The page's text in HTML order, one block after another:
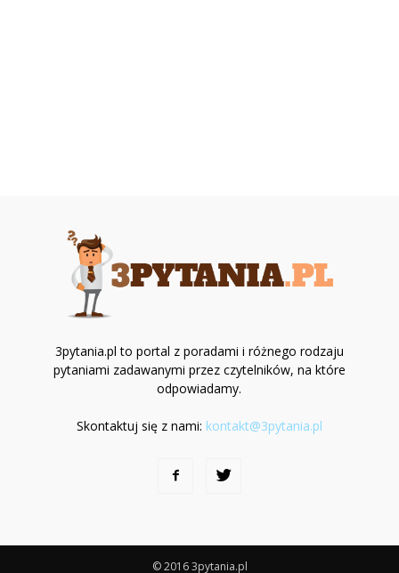
3pytania.pl to portal z poradami i różnego rodzaju
pytaniami zadawanymi przez czytelników, na które
odpowiadamy.
Skontaktuj się z nami: kontakt@3pytania.pl
© 2016 3pytania.pl